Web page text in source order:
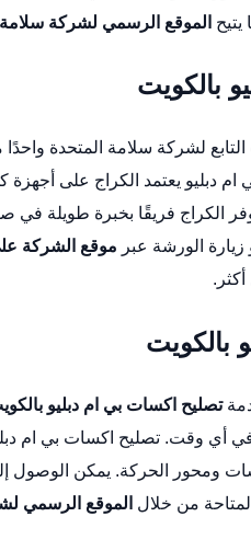
يتيح الموقع الرسمي لشركة سلامة
بالكويت
التابع لشركة سلامة المتحدة
ام دبليو يعتمد الكراج على
الكراج فريقًا بخبرة طويلة في
موقع الشركة
بالكويت
تصليح اكسات بي ام دبليو
في أي وقت. تصليح اكسات بي ام
ومحور الحركة. يمكن الوصول
من خلال الموقع الرسمي